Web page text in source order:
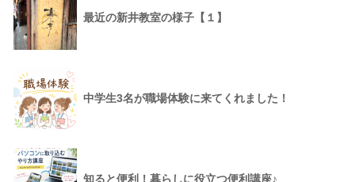
最近の新井教室の様子【１】
中学生3名が職場体験に来てくれました！
知ると便利！暮らしに役立つ便利講座♪